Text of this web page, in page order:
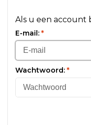
Als u een account
E-mail: *
Wachtwoord: *